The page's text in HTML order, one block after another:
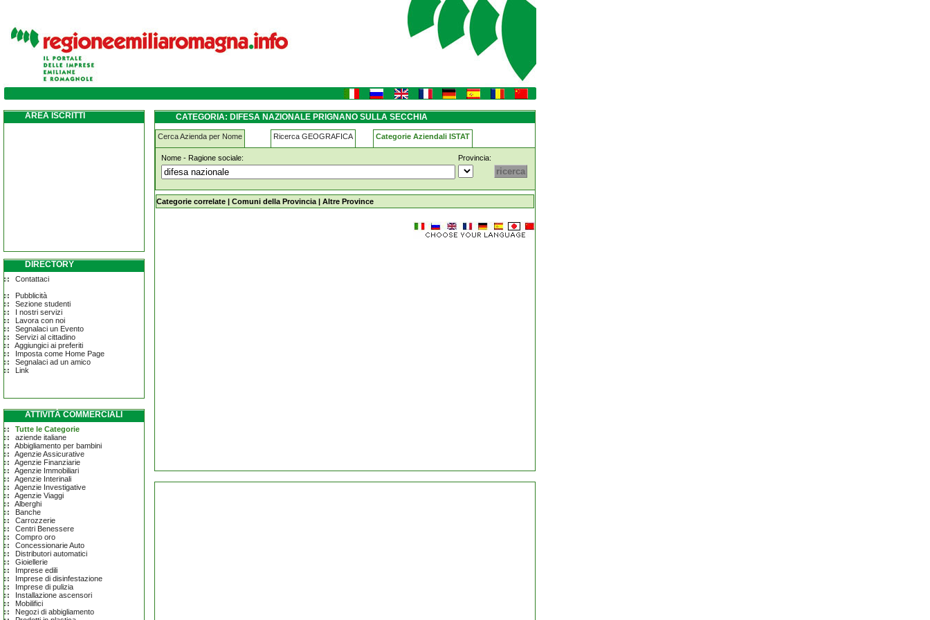
difesa-nazionale prignano-sulla-secchia
AREA ISCRITTI
DIRECTORY
Contattaci
Pubblicità
Sezione studenti
I nostri servizi
Lavora con noi
Segnalaci un Evento
Servizi al cittadino
Aggiungici ai preferiti
Imposta come Home Page
Segnalaci ad un amico
Link
ATTIVITÀ COMMERCIALI
Tutte le Categorie
aziende italiane
Abbigliamento per bambini
Agenzie Assicurative
Agenzie Finanziarie
Agenzie Immobiliari
Agenzie Interinali
Agenzie Investigative
Agenzie Viaggi
Alberghi
Banche
Carrozzerie
Centri Benessere
Compro oro
Concessionarie Auto
Distributori automatici
Gioiellerie
Imprese edili
Imprese di disinfestazione
Imprese di pulizia
Installazione ascensori
Mobilifici
Negozi di abbigliamento
CATEGORIA: DIFESA NAZIONALE PRIGNANO SULLA SECCHIA
Cerca Azienda per Nome Ricerca GEOGRAFICA Categorie Aziendali ISTAT
Nome - Ragione sociale: Provincia:
difesa-nazionale prignano-sulla-secchia
Categorie correlate | Comuni della Provincia | Altre Province